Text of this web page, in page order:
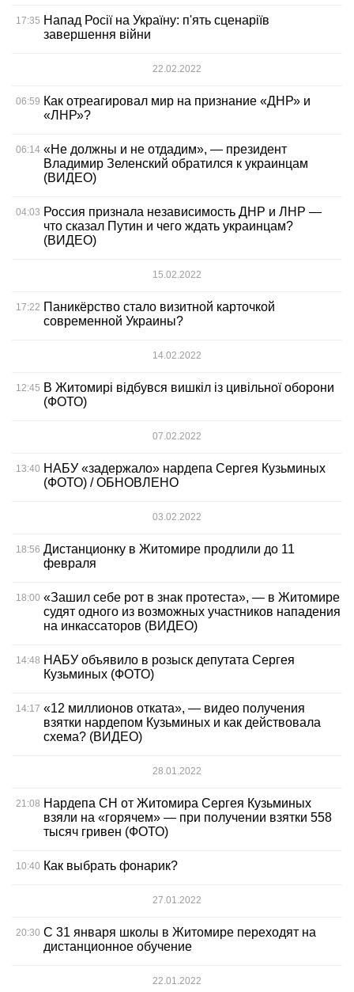
17:35 Напад Росії на Україну: п'ять сценаріїв
завершення війни
22.02.2022
06:59 Как отреагировал мир на признание «ДНР» и
«ЛНР»?
06:14 «Не должны и не отдадим», — президент
Владимир Зеленский обратился к украинцам
(ВИДЕО)
04:03 Россия признала независимость ДНР и ЛНР —
что сказал Путин и чего ждать украинцам?
(ВИДЕО)
15.02.2022
17:22 Паникёрство стало визитной карточкой
современной Украины?
14.02.2022
12:45 В Житомирі відбувся вишкіл із цивільної оборони
(ФОТО)
07.02.2022
13:40 НАБУ «задержало» нардепа Сергея Кузьминых
(ФОТО) / ОБНОВЛЕНО
03.02.2022
18:56 Дистанционку в Житомире продлили до 11
февраля
18:00 «Зашил себе рот в знак протеста», — в Житомире
судят одного из возможных участников нападения
на инкассаторов (ВИДЕО)
14:48 НАБУ объявило в розыск депутата Сергея
Кузьминых (ФОТО)
14:17 «12 миллионов отката», — видео получения
взятки нардепом Кузьминых и как действовала
схема? (ВИДЕО)
28.01.2022
21:08 Нардепа СН от Житомира Сергея Кузьминых
взяли на «горячем» — при получении взятки 558
тысяч гривен (ФОТО)
10:40 Как выбрать фонарик?
27.01.2022
20:30 С 31 января школы в Житомире переходят на
дистанционное обучение
22.01.2022